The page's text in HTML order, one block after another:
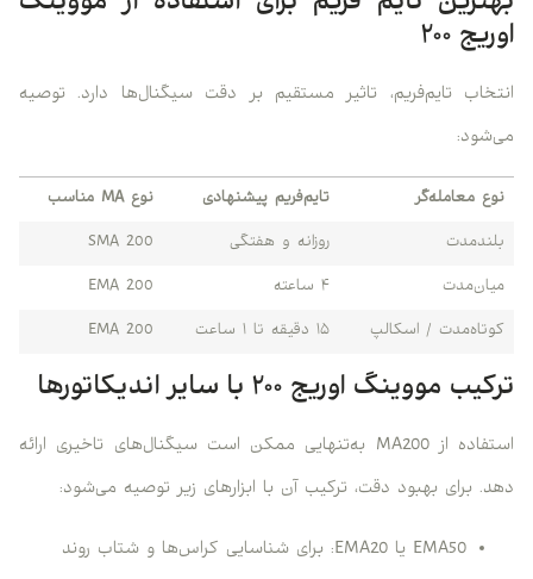
اوریج ۲۰۰
انتخاب تایم‌فریم، تاثیر مستقیم بر دقت سیگنال‌ها دارد. توصیه
می‌شود:
نوع معامله‌گر تایم‌فریم پیشنهادی نوع MA مناسب
بلندمدت روزانه و هفتگی SMA 200
میان‌مدت ۴ ساعته EMA 200
کوتاه‌مدت / اسکالپ ۱۵ دقیقه تا ۱ ساعت EMA 200
ترکیب مووینگ اوریج ۲۰۰ با سایر اندیکاتورها
استفاده از MA200 به‌تنهایی ممکن است سیگنال‌های تاخیری ارائه
دهد. برای بهبود دقت، ترکیب آن با ابزارهای زیر توصیه می‌شود:
EMA50 یا EMA20: برای شناسایی کراس‌ها و شتاب روند